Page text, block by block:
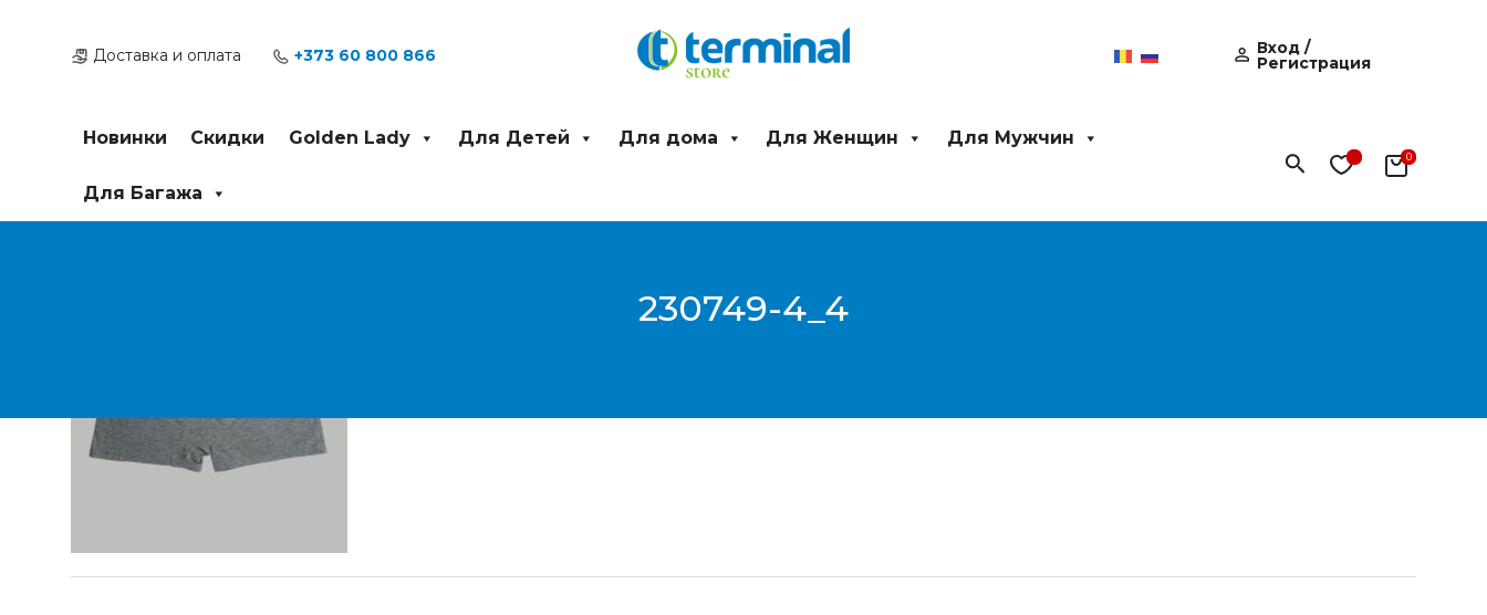
содержимомуДоставка и оплата +373 60 800 866 Вход /
Регистрация
Новинки Скидки Golden Lady Для Детей Для дома Для Женщин Для Мужчин
Для Багажа
Поиск
230749-4_4